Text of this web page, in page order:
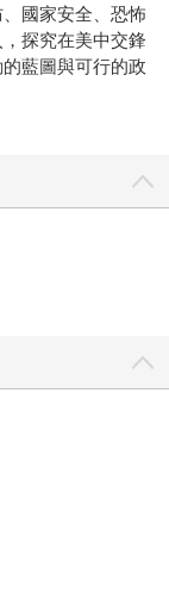
國家安全、恐怖
探究在美中交鋒
藍圖與可行的政